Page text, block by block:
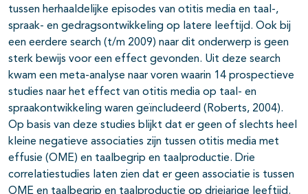
tussen herhaaldelijke episodes van otitis media en taal-,
spraak- en gedragsontwikkeling op latere leeftijd. Ook bij
een eerdere search (t/m 2009) naar dit onderwerp is geen
sterk bewijs voor een effect gevonden. Uit deze search
kwam een meta-analyse naar voren waarin 14 prospectieve
studies naar het effect van otitis media op taal- en
spraakontwikkeling waren geïncludeerd (Roberts, 2004).
Op basis van deze studies blijkt dat er geen of slechts heel
kleine negatieve associaties zijn tussen otitis media met
effusie (OME) en taalbegrip en taalproductie. Drie
correlatiestudies laten zien dat er geen associatie is tussen
OME en taalbegrip en taalproductie op driejarige leeftijd.